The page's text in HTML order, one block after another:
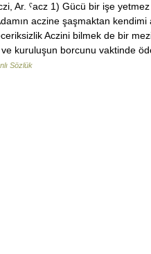
Ar. ˁacz 1) Gücü bir işe yetmez
aczine şaşmaktan kendimi
Aczini bilmek de bir
ve kuruluşun borcunu vaktinde
Sözlük